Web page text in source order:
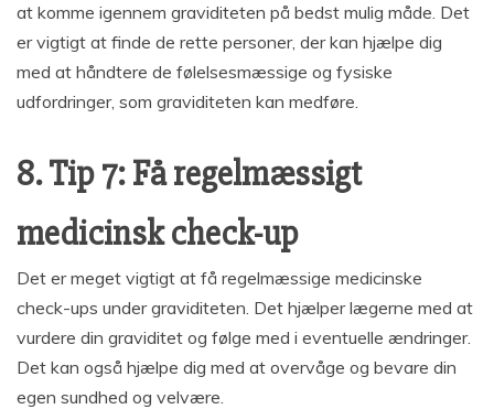
at komme igennem graviditeten på bedst mulig måde. Det
er vigtigt at finde de rette personer, der kan hjælpe dig
med at håndtere de følelsesmæssige og fysiske
udfordringer, som graviditeten kan medføre.
8. Tip 7: Få regelmæssigt
medicinsk check-up
Det er meget vigtigt at få regelmæssige medicinske
check-ups under graviditeten. Det hjælper lægerne med at
vurdere din graviditet og følge med i eventuelle ændringer.
Det kan også hjælpe dig med at overvåge og bevare din
egen sundhed og velvære.